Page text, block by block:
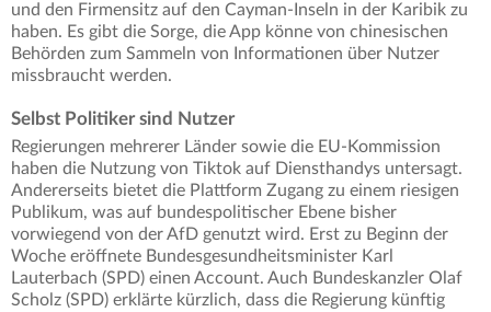
und den Firmensitz auf den Cayman-Inseln in der Karibik zu
haben. Es gibt die Sorge, die App könne von chinesischen
Behörden zum Sammeln von Informationen über Nutzer
missbraucht werden.
Selbst Politiker sind Nutzer
Regierungen mehrerer Länder sowie die EU-Kommission
haben die Nutzung von Tiktok auf Diensthandys untersagt.
Andererseits bietet die Plattform Zugang zu einem riesigen
Publikum, was auf bundespolitischer Ebene bisher
vorwiegend von der AfD genutzt wird. Erst zu Beginn der
Woche eröffnete Bundesgesundheitsminister Karl
Lauterbach (SPD) einen Account. Auch Bundeskanzler Olaf
Scholz (SPD) erklärte kürzlich, dass die Regierung künftig